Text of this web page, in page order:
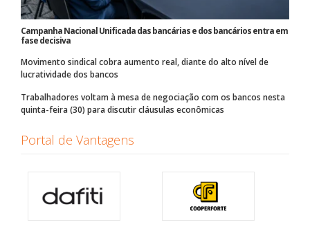
Campanha Nacional Unificada das bancárias e dos bancários entra em
fase decisiva
Movimento sindical cobra aumento real, diante do alto nível de
lucratividade dos bancos
Trabalhadores voltam à mesa de negociação com os bancos nesta
quinta-feira (30) para discutir cláusulas econômicas
Portal de Vantagens